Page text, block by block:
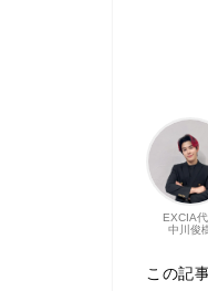
EXCIA
中川俊
この記